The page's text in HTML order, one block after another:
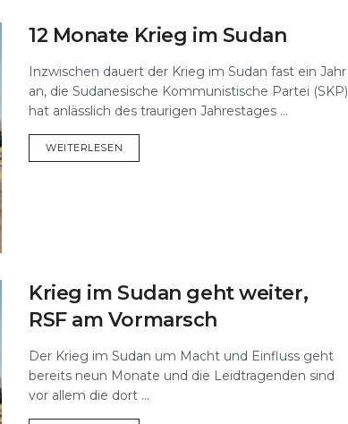
12 Monate Krieg im Sudan
Inzwischen dauert der Krieg im Sudan fast ein Jahr
an, die Sudanesische Kommunistische Partei (SKP)
hat anlässlich des traurigen Jahrestages ...
WEITERLESEN
Krieg im Sudan geht weiter,
RSF am Vormarsch
Der Krieg im Sudan um Macht und Einfluss geht
bereits neun Monate und die Leidtragenden sind
vor allem die dort ...